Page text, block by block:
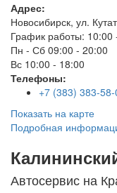
Адрес:
Новосибирск, ул.
График работы: 10:00
Пн - Сб 09:00 - 20:00
Вс 10:00 - 18:00
Телефоны:
+7 (383) 383-
Показать на карте
Подробная
Автосервис на